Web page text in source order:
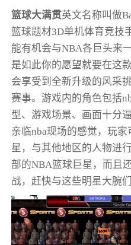
篮球大满贯英文名称叫做
篮球题材3D单机体育竞技
能有机会与NBA各巨头来
是如此你的愿望就要在这
会享受到全新升级的风采
赛事。游戏内的角色包括
型、游戏场景、画面十分
亲临nba现场的感觉，玩
星，与其他地区的人物进
部的NBA篮球巨星，而且
战，赶快与这些明星大腕